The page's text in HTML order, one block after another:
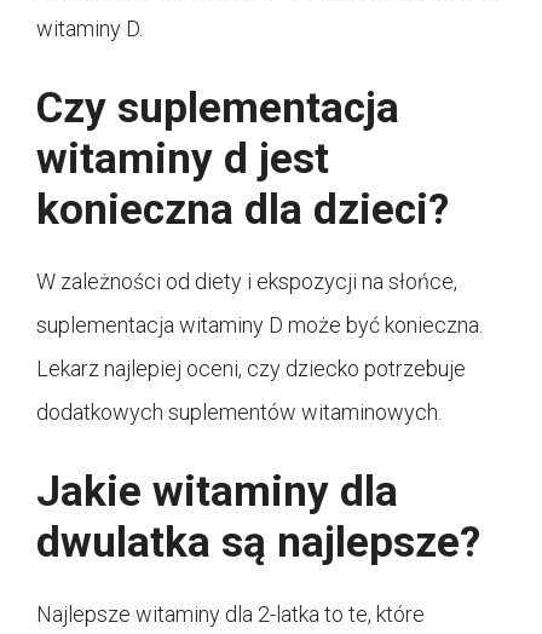
witaminy D.
Czy suplementacja
witaminy d jest
konieczna dla dzieci?
W zależności od diety i ekspozycji na słońce,
suplementacja witaminy D może być konieczna.
Lekarz najlepiej oceni, czy dziecko potrzebuje
dodatkowych suplementów witaminowych.
Jakie witaminy dla
dwulatka są najlepsze?
Najlepsze witaminy dla 2-latka to te, które